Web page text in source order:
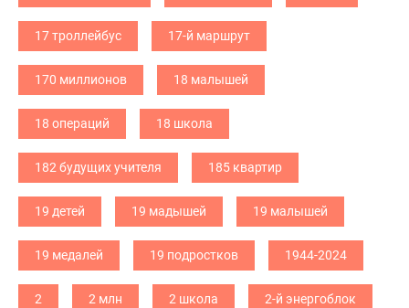
17 троллейбус 17-й маршрут
170 миллионов 18 малышей
18 операций 18 школа
182 будущих учителя 185 квартир
19 детей 19 мадышей 19 малышей
19 медалей 19 подростков 1944-2024
2 2 млн 2 школа 2-й энергоблок